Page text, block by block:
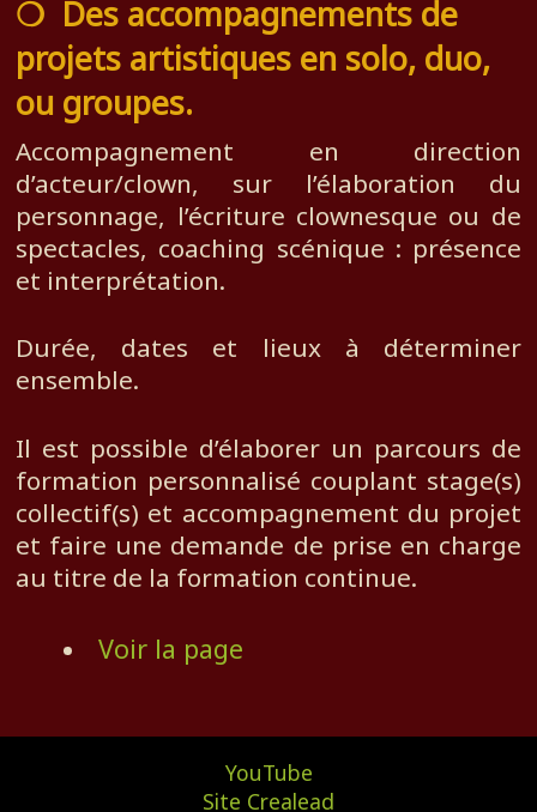
❍ Des accompagnements de
projets artistiques en solo, duo,
ou groupes.
Accompagnement en direction
d’acteur/clown, sur l’élaboration du
personnage, l’écriture clownesque ou de
spectacles, coaching scénique : présence
et interprétation.
Durée, dates et lieux à déterminer
ensemble.
Il est possible d’élaborer un parcours de
formation personnalisé couplant stage(s)
collectif(s) et accompagnement du projet
et faire une demande de prise en charge
au titre de la formation continue.
Voir la page
YouTube
Site Crealead